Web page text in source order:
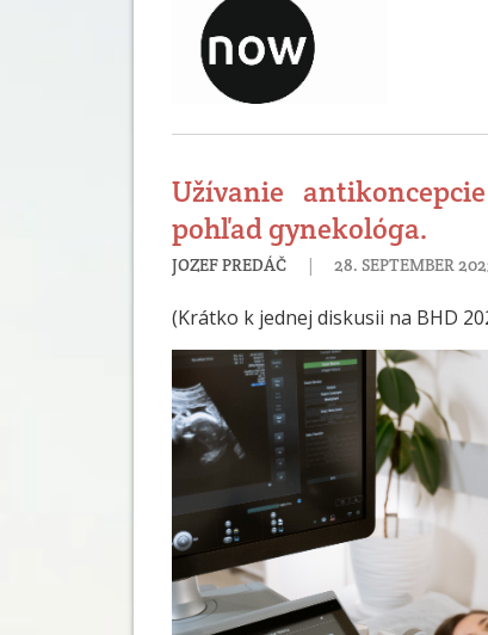
Užívanie
pohľad gynekológa.
JOZEF PREDÁČ |28. SEPTEMBER
(Krátko k jednej diskusii na BHD